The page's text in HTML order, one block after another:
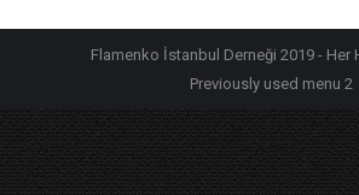
Flamenko İstanbul Derneği 2019 - Her
Previously used menu 2